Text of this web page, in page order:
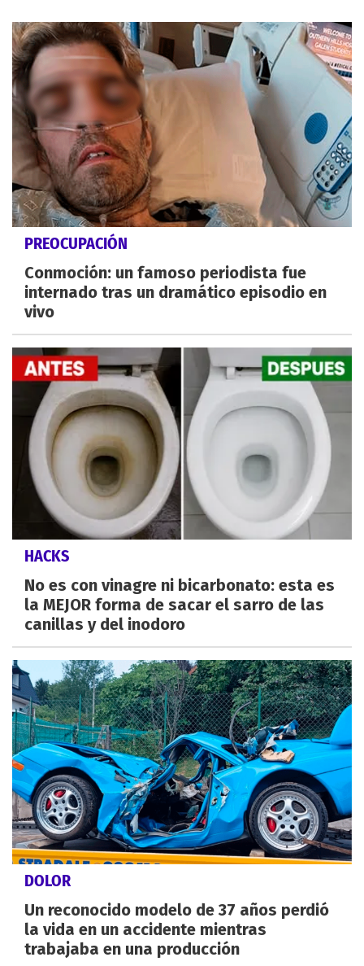
PREOCUPACIÓN
Conmoción: un famoso periodista fue
internado tras un dramático episodio en
vivo
HACKS
No es con vinagre ni bicarbonato: esta es
la MEJOR forma de sacar el sarro de las
canillas y del inodoro
DOLOR
Un reconocido modelo de 37 años perdió
la vida en un accidente mientras
trabajaba en una producción